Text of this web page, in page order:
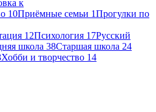
к
10Приёмные семьи 1Прогулки по
12Психология 17Русский
школа 38Старшая школа 24
Хобби и творчество 14